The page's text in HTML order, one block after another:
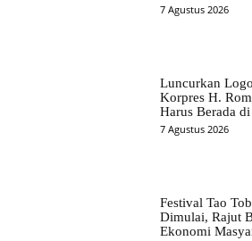
7 Agustus 2026
Luncurkan
Korpres H.
Harus Berada
7 Agustus 2026
Festival Tao
Dimulai, Rajut
Ekonomi